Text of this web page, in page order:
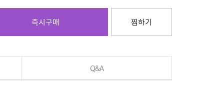
즉시구매 찜하기
Q&A